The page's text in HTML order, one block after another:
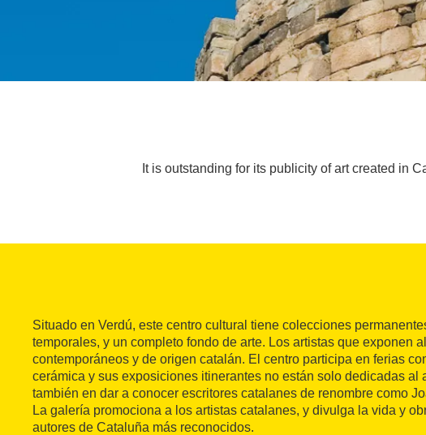
It is outstanding for its publicity of art created in
Situado en Verdú, este centro cultural tiene colecciones
temporales, y un completo fondo de arte. Los artistas que exponen
contemporáneos y de origen catalán. El centro participa en ferias
cerámica y sus exposiciones itinerantes no están solo dedicadas al
también en dar a conocer escritores catalanes de renombre como
La galería promociona a los artistas catalanes, y divulga la vida y
autores de Cataluña más reconocidos.